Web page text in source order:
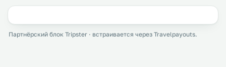
Партнёрский блок Tripster · встраивается через Travelpayouts.